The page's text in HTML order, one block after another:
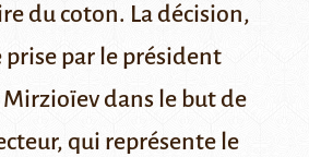
du coton. La décision,
par le président
dans le but de
qui représente le